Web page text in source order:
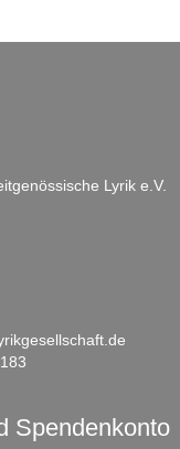
Lyrik e.V.
Spendenkonto